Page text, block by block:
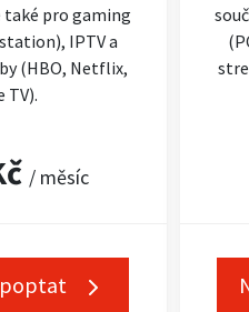
také pro gaming
IPTV a
(HBO, Netflix,
TV).
/ měsíc
poptat